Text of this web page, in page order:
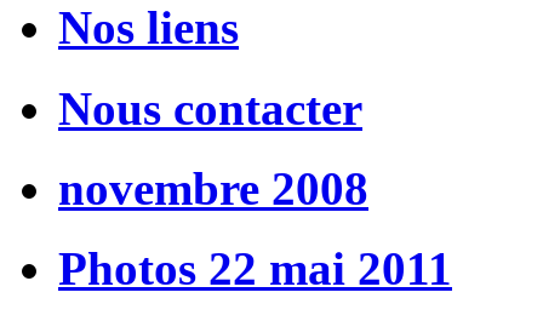
Nos liens
Nous contacter
novembre 2008
Photos 22 mai 2011